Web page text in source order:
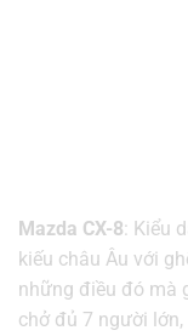
Mazda CX-8: Kiểu
kiếu châu Âu với
những điều đó mà
chở đủ 7 người